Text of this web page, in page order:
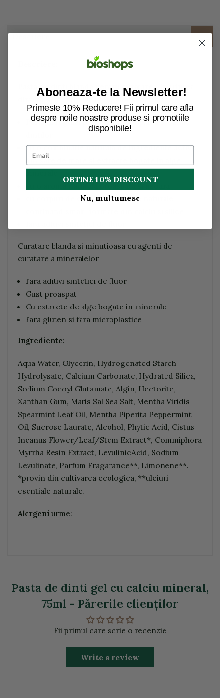
Pasta de dinti blanda pentru curatarea, ingrijirea
dintilor si mentinerea gingiilor sanatoase.
Periajul regulat previne efectiv placa si cariile
cu o combinatie naturala de ingrediente active
din sare de mare si extracte bogate in alge
cu corpuri de curatare minerale naturale,
Curatare blanda si minutioasa cu agenti de
curatare a mineralelor
Fara aditivi sintetici de fluor
Gust proaspat
Cu extracte de alge bogate in minerale
Fara gluten si fara microplastice
Ingrediente:
Aqua Water, Glycerin, Hydrogenated Starch
Hydrolysate, Calcium Carbonate, Hydrated Silica,
Sodium Cocoyl Glutamate, Algin, Hectorite,
Xanthan Gum, Maris Sal Sea Salt, Mentha Viridis
Spearmint Leaf Oil, Mentha Piperita Peppermint
Oil, Sucrose Laurate, Alcohol, Phytic Acid, Cistus
Incanus Flower/Leaf/Stem Extract*, Commiphora
Myrrha Resin Extract, LevulinicAcid, Sodium
Levulinate, Parfum Fragarance**, Limonene**.
*provin din cultivarea ecologica, **uleiuri
esentiale naturale.
Alergeni urme:
Pasta de dinti gel cu calciu mineral,
75ml - Părerile clienţilor
Fii primul care scrie o recenzie
Write a review
Aboneaza-te la Newsletter!
Primeste 10% Reducere! Fii primul care afla
despre noile noastre produse si promotiile
disponibile!
OBTINE 10% DISCOUNT
Nu, multumesc